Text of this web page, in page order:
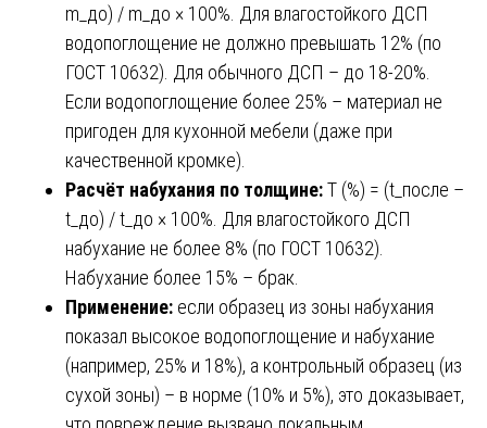
m_до) / m_до × 100%. Для влагостойкого ДСП
водопоглощение не должно превышать 12% (по
ГОСТ 10632). Для обычного ДСП – до 18-20%.
Если водопоглощение более 25% – материал не
пригоден для кухонной мебели (даже при
качественной кромке).
Расчёт набухания по толщине:T (%) = (t_после –
t_до) / t_до × 100%. Для влагостойкого ДСП
набухание не более 8% (по ГОСТ 10632).
Набухание более 15% – брак.
Применение: если образец из зоны набухания
показал высокое водопоглощение и набухание
(например, 25% и 18%), а контрольный образец (из
сухой зоны) – в норме (10% и 5%), это доказывает,